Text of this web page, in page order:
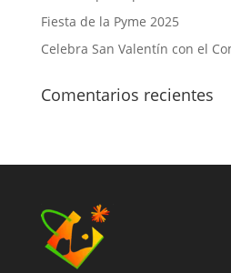
Fiesta de la Pyme 2025
Celebra San Valentín con el
Comentarios recientes